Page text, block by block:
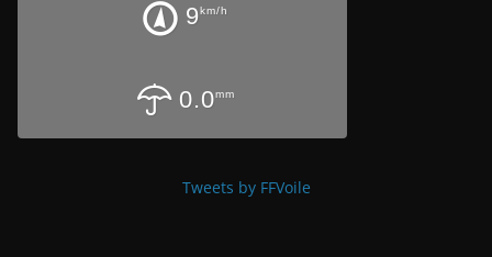
9km/h
0.0mm
Tweets by FFVoile